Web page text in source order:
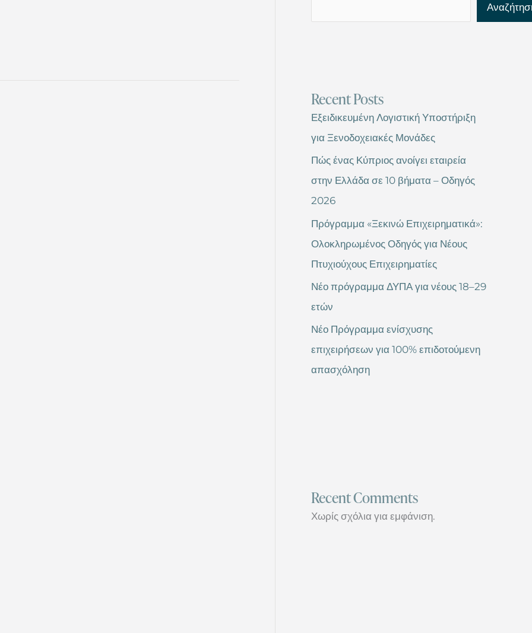
Recent Posts
Εξειδικευμένη Λογιστική Υποστήριξη
για Ξενοδοχειακές Μονάδες
Πώς ένας Κύπριος ανοίγει εταιρεία
στην Ελλάδα σε 10 βήματα – Οδηγός
2026
Πρόγραμμα «Ξεκινώ Επιχειρηματικά»:
Ολοκληρωμένος Οδηγός για Νέους
Πτυχιούχους Επιχειρηματίες
Νέο πρόγραμμα ΔΥΠΑ για νέους 18–29
ετών
Νέο Πρόγραμμα ενίσχυσης
επιχειρήσεων για 100% επιδοτούμενη
απασχόληση
Recent Comments
Χωρίς σχόλια για εμφάνιση.